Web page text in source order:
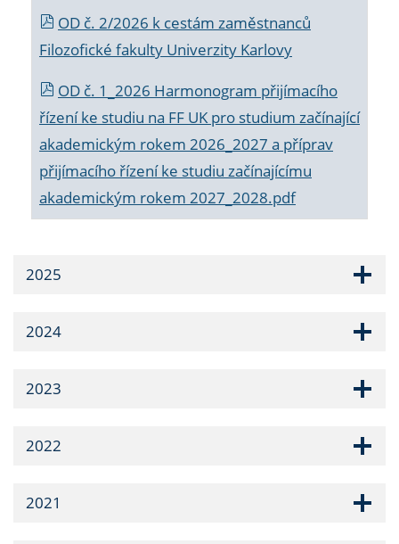
OD č. 2/2026 k cestám zaměstnanců
Filozofické fakulty Univerzity Karlovy
OD č. 1_2026 Harmonogram přijímacího
řízení ke studiu na FF UK pro studium začínající
akademickým rokem 2026_2027 a příprav
přijímacího řízení ke studiu začínajícímu
akademickým rokem 2027_2028.pdf
2025
2024
2023
2022
2021